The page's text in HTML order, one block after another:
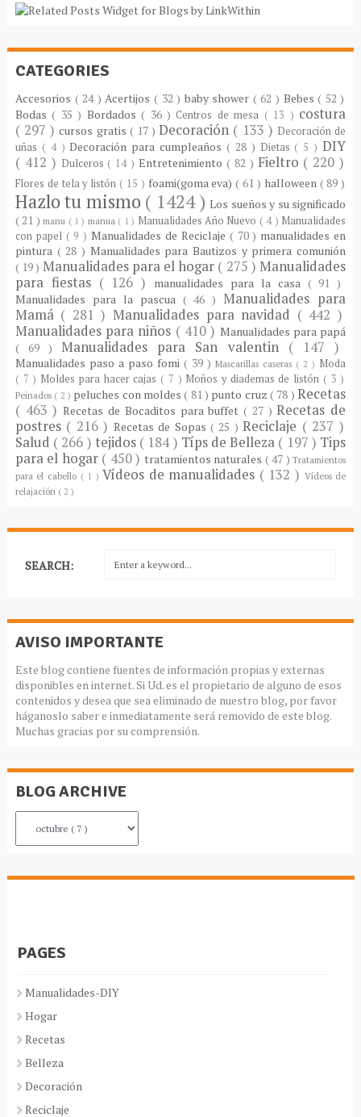
CATEGORIES
Accesorios ( 24 ) Acertijos ( 32 ) baby shower ( 62 ) Bebes( 52 )
Bodas( 35 ) Bordados( 36 ) Centros de mesa ( 13 ) costura
( 297 )cursos gratis ( 17 )Decoración ( 133 ) Decoración de
uñas ( 4 )Decoración para cumpleaños( 28 ) Dietas ( 5 )DIY
( 412 ) Dulceros ( 14 )Entretenimiento ( 82 ) Fieltro ( 220 )
Flores de tela y listón ( 15 ) foami(goma eva)( 61 ) halloween ( 89 )
Hazlo tu mismo ( 1424 )Los sueños y su significado
( 21 )manu ( 1 ) manua ( 1 ) Manualidades Año Nuevo ( 4 ) Manualidades
con papel ( 9 )Manualidades de Reciclaje ( 70 ) manualidades en
pintura ( 28 ) Manualidades para Bautizos y primera comunión
( 19 ) Manualidades para el hogar ( 275 )Manualidades
para fiestas ( 126 ) manualidades para la casa ( 91 )
Manualidades para la pascua ( 46 ) Manualidades para
Mamá ( 281 ) Manualidades para navidad ( 442 )
Manualidades para niños ( 410 ) Manualidades para papá
( 69 ) Manualidades para San valentin ( 147 )
Manualidades paso a paso fomi ( 39 )Mascarillas caseras ( 2 ) Moda
( 7 ) Moldes para hacer cajas ( 7 ) Moños y diademas de listón ( 3 )
Peinados ( 2 ) peluches con moldes( 81 ) punto cruz( 78 )Recetas
( 463 )Recetas de Bocaditos para buffet( 27 )Recetas de
postres ( 216 ) Recetas de Sopas( 25 )Reciclaje ( 237 )
Salud ( 266 ) tejidos ( 184 ) Típs de Belleza ( 197 ) Tips
para el hogar ( 450 ) tratamientos naturales ( 47 )Tratamientos
para el cabello ( 1 ) Vídeos de manualidades ( 132 ) Vídeos de
relajación ( 2 )
SEARCH:
AVISO IMPORTANTE
Este blog contiene fuentes de información propias y externas
disponibles en internet. Si Ud. es el propietario de alguno de esos
contenidos y desea que sea eliminado de nuestro blog, por favor
háganoslo saber e inmediatamente será removido de este blog.
Muchas gracias por su comprensión.
BLOG ARCHIVE
PAGES
Manualidades-DIY
Hogar
Recetas
Belleza
Decoración
Reciclaje